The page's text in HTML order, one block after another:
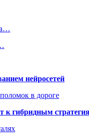
нейросетей
в дороге
к гибридным